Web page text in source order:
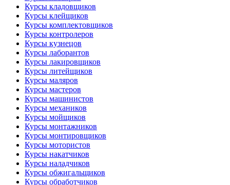
Курсы кладовщиков
Курсы клейщиков
Курсы комплектовщиков
Курсы контролеров
Курсы кузнецов
Курсы лаборантов
Курсы лакировщиков
Курсы литейщиков
Курсы маляров
Курсы мастеров
Курсы машинистов
Курсы механиков
Курсы мойщиков
Курсы монтажников
Курсы монтировщиков
Курсы мотористов
Курсы накатчиков
Курсы наладчиков
Курсы обжигальщиков
Курсы обработчиков